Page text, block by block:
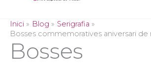
Inici Blog
Serigrafia
Bosses commemoratives aniversari de
Bosses